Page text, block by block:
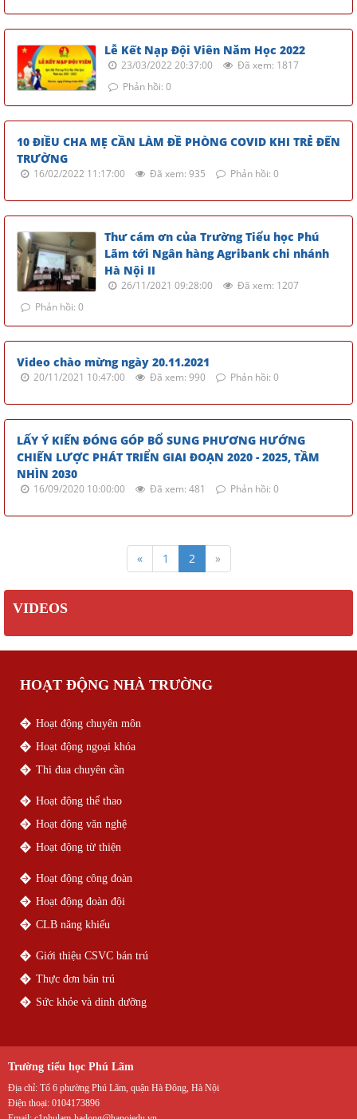
Lễ Kết Nạp Đội Viên Năm Học 2022
23/03/2022 20:37:00
Đã xem: 1817
Phản hồi: 0
10 ĐIỀU CHA MẸ CẦN LÀM ĐỀ PHÒNG COVID KHI TRẺ ĐẾN
TRƯỜNG
16/02/2022 11:17:00 Đã xem: 935 Phản hồi: 0
Thư cám ơn của Trường Tiểu học Phú
Lãm tới Ngân hàng Agribank chi nhánh
Hà Nội II
26/11/2021 09:28:00
Đã xem: 1207
Phản hồi: 0
Video chào mừng ngày 20.11.2021
20/11/2021 10:47:00 Đã xem: 990 Phản hồi: 0
LẤY Ý KIẾN ĐÓNG GÓP BỔ SUNG PHƯƠNG HƯỚNG
CHIẾN LƯỢC PHÁT TRIỂN GIAI ĐOẠN 2020 - 2025, TẦM
NHÌN 2030
16/09/2020 10:00:00 Đã xem: 481 Phản hồi: 0
« 1 2 »
VIDEOS
HOẠT ĐỘNG NHÀ TRƯỜNG
Hoạt động chuyên môn
Hoạt động ngoại khóa
Thi đua chuyên cần
Hoạt động thể thao
Hoạt động văn nghệ
Hoạt động từ thiện
Hoạt động công đoàn
Hoạt động đoàn đội
CLB năng khiếu
Giới thiệu CSVC bán trú
Thực đơn bán trú
Sức khỏe và dinh dưỡng
Trường tiểu học Phú Lãm
Địa chỉ: Tổ 6 phường Phú Lãm, quận Hà Đông, Hà Nội
Điện thoại: 0104173896